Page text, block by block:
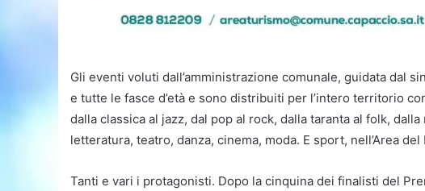
Gli eventi voluti dall’amministrazione comunale, guidata dal
e tutte le fasce d’età e sono distribuiti per l’intero territorio
dalla classica al jazz, dal pop al rock, dalla taranta al folk,
letteratura, teatro, danza, cinema, moda. E sport, nell’Area
Tanti e vari i protagonisti. Dopo la cinquina dei finalisti del